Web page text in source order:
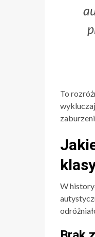
To
W